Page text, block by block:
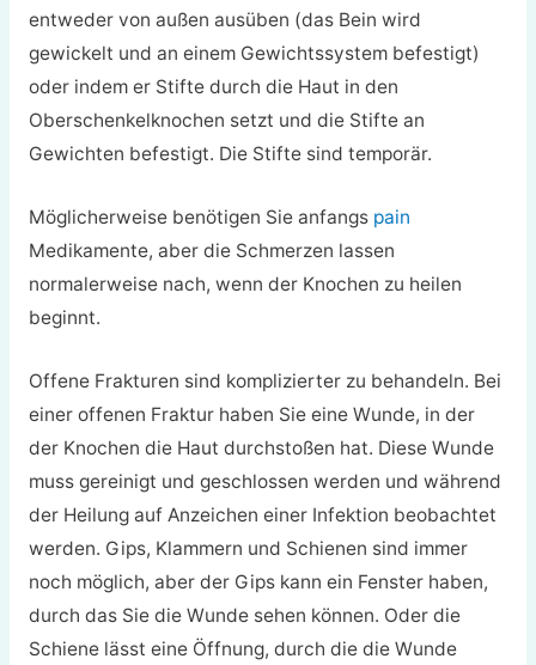
entweder von außen ausüben (das Bein wird
gewickelt und an einem Gewichtssystem befestigt)
oder indem er Stifte durch die Haut in den
Oberschenkelknochen setzt und die Stifte an
Gewichten befestigt. Die Stifte sind temporär.
Möglicherweise benötigen Sie anfangs pain
Medikamente, aber die Schmerzen lassen
normalerweise nach, wenn der Knochen zu heilen
beginnt.
Offene Frakturen sind komplizierter zu behandeln. Bei
einer offenen Fraktur haben Sie eine Wunde, in der
der Knochen die Haut durchstoßen hat. Diese Wunde
muss gereinigt und geschlossen werden und während
der Heilung auf Anzeichen einer Infektion beobachtet
werden. Gips, Klammern und Schienen sind immer
noch möglich, aber der Gips kann ein Fenster haben,
durch das Sie die Wunde sehen können. Oder die
Schiene lässt eine Öffnung, durch die die Wunde